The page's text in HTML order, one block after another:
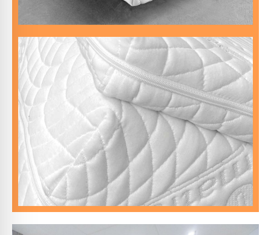
DER TOPPER
DAS UPGRADE für dein Boxspringbett oder deine
Matratze.
Erhöht die Einsinktiefe – selbst bei unserer WEICHEN.
Verleiht DER HARTEN zusätzlichen Komfort.
7 cm hoch, mit abnehmbaren, waschbaren Bezügen –
ideal für Allergiker.